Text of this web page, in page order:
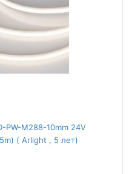
PW-M288-10mm 24V
( Arlight , 5 лет)